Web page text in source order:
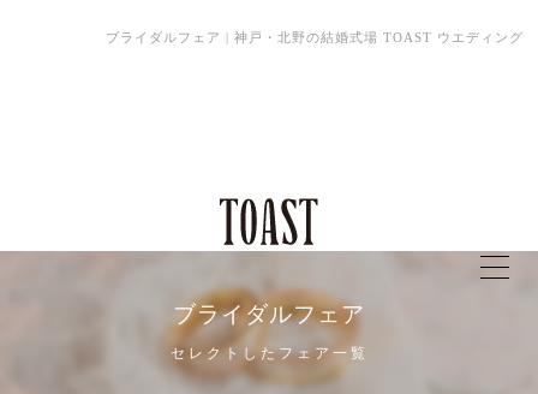
ブライダルフェア | 神戸・北野の結婚式場 TOAST ウエディング
ブライダルフェア
セレクトしたフェア一覧